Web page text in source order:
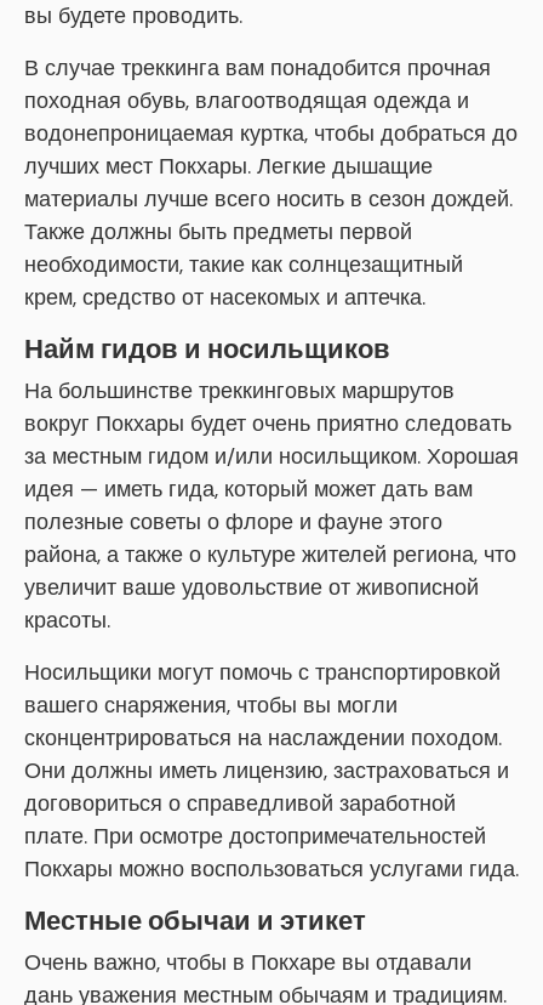
вы будете проводить.
В случае треккинга вам понадобится прочная
походная обувь, влагоотводящая одежда и
водонепроницаемая куртка, чтобы добраться до
лучших мест Покхары. Легкие дышащие
материалы лучше всего носить в сезон дождей.
Также должны быть предметы первой
необходимости, такие как солнцезащитный
крем, средство от насекомых и аптечка.
Найм гидов и носильщиков
На большинстве треккинговых маршрутов
вокруг Покхары будет очень приятно следовать
за местным гидом и/или носильщиком. Хорошая
идея — иметь гида, который может дать вам
полезные советы о флоре и фауне этого
района, а также о культуре жителей региона, что
увеличит ваше удовольствие от живописной
красоты.
Носильщики могут помочь с транспортировкой
вашего снаряжения, чтобы вы могли
сконцентрироваться на наслаждении походом.
Они должны иметь лицензию, застраховаться и
договориться о справедливой заработной
плате. При осмотре достопримечательностей
Покхары можно воспользоваться услугами гида.
Местные обычаи и этикет
Очень важно, чтобы в Покхаре вы отдавали
дань уважения местным обычаям и традициям.